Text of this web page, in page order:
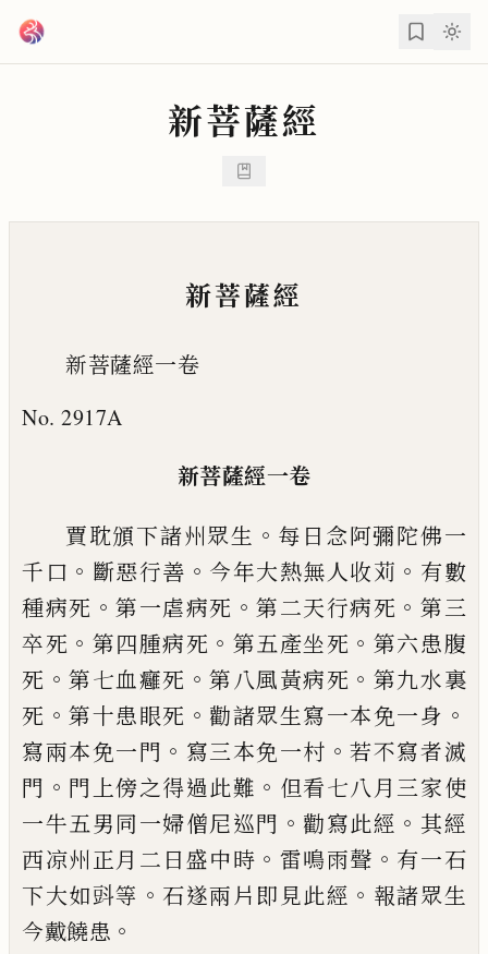
新菩薩經
新菩薩經
新菩薩經一卷
No. 2917A
新菩薩經一卷
賈耽頒下諸州眾生 。 每日念阿彌陀佛一
千 口 。 斷惡行善 。 今年大熱無人收苅 。 有數
種病死 。第一虐病死 。第二天行病死 。 第三
卒死 。 第四腫病死 。 第五產坐死 。 第六患腹
死 。第七血癰死 。第八風黃病死 。 第九水裏
死 。第十患眼死 。勸諸眾生寫一本免一身 。
寫兩本免一門 。 寫三本免一村 。若不寫者滅
門 。 門上傍之得過此難 。 但看七八月三家使
一牛五男同一婦僧尼巡門 。勸寫此經 。其經
西凉州正月二日盛中時 。 雷鳴雨聲 。 有一石
下大如㪷等 。 石遂兩片即見此經 。 報諸眾生
今戴饒患 。